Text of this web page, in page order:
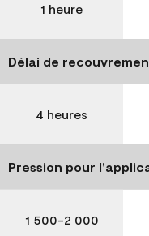
1 heure
Délai de
4 heures
Pression pour
1 500-2 000